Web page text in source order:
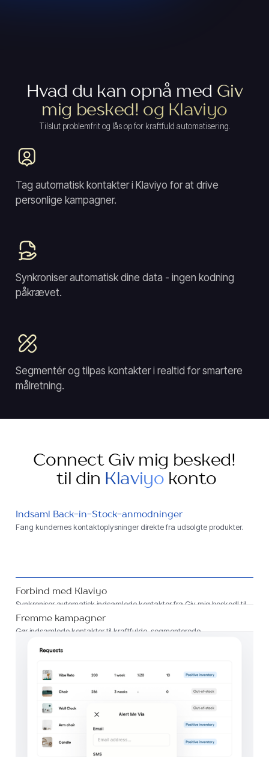
Hvad du kan opnå med Giv
mig besked! og Klaviyo
Tilslut problemfrit og lås op for kraftfuld automatisering.
Tag automatisk kontakter i Klaviyo for at drive
personlige kampagner.
Synkroniser automatisk dine data - ingen kodning
påkrævet.
Segmentér og tilpas kontakter i realtid for smartere
målretning.
Connect Giv mig besked!
til din Klaviyo konto
Indsaml Back-in-Stock-anmodninger
Fang kundernes kontaktoplysninger direkte fra udsolgte produkter.
Forbind med Klaviyo
Synkroniser automatisk indsamlede kontakter fra Giv mig besked! til
din Klaviyo-konto.
Fremme kampagner
Gør indsamlede kontakter til kraftfulde, segmenterede